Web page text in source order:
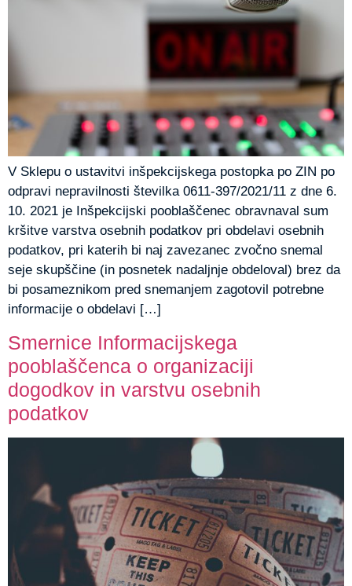
V Sklepu o ustavitvi inšpekcijskega postopka po ZIN po
odpravi nepravilnosti številka 0611-397/2021/11 z dne 6.
10. 2021 je Inšpekcijski pooblaščenec obravnaval sum
kršitve varstva osebnih podatkov pri obdelavi osebnih
podatkov, pri katerih bi naj zavezanec zvočno snemal
seje skupščine (in posnetek nadaljnje obdeloval) brez da
bi posameznikom pred snemanjem zagotovil potrebne
informacije o obdelavi […]
Smernice Informacijskega
pooblaščenca o organizaciji
dogodkov in varstvu osebnih
podatkov